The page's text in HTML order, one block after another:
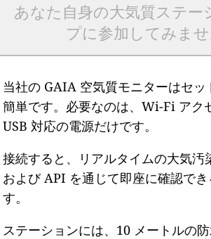
あなた自身の大気質ステー
プに参加してみま
当社の GAIA 空気質モニターはセッ
簡単です。必要なのは、Wi-Fi アク
USB 対応の電源だけです。
接続すると、リアルタイムの大気汚
および API を通じて即座に確認でき
す。
ステーションには、10 メートルの防